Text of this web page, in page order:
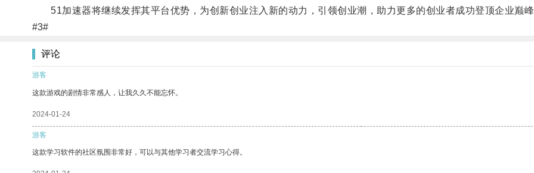
51加速器将继续发挥其平台优势，为创新创业注入新的动力，引领创业潮，助力更多的创业者成功登顶企业巅
#3#
评论
游客
这款游戏的剧情非常感人，让我久久不能忘怀。
2024-01-24
游客
这款学习软件的社区氛围非常好，可以与其他学习者交流学习心得。